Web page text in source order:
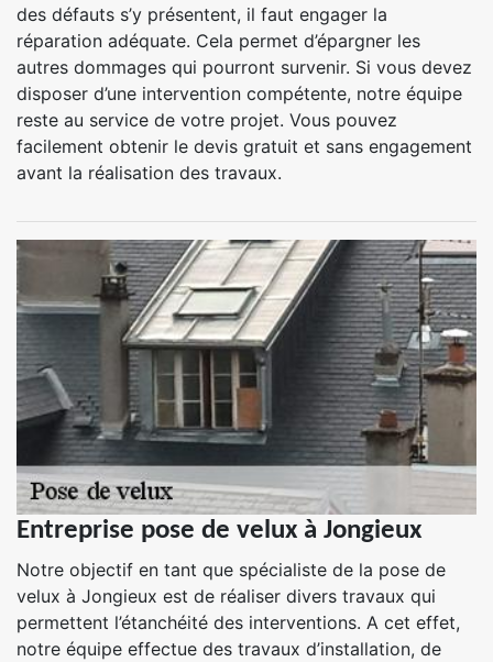
des défauts s’y présentent, il faut engager la
réparation adéquate. Cela permet d’épargner les
autres dommages qui pourront survenir. Si vous devez
disposer d’une intervention compétente, notre équipe
reste au service de votre projet. Vous pouvez
facilement obtenir le devis gratuit et sans engagement
avant la réalisation des travaux.
Entreprise pose de velux à Jongieux
Notre objectif en tant que spécialiste de la pose de
velux à Jongieux est de réaliser divers travaux qui
permettent l’étanchéité des interventions. A cet effet,
notre équipe effectue des travaux d’installation, de